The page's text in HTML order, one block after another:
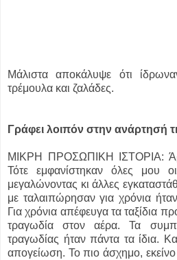
Μάλιστα αποκάλυψε ότι
τρέμουλα και ζαλάδες.
Γράφει λοιπόν στην ανάρτησή
ΜΙΚΡΗ ΠΡΟΣΩΠΙΚΗ ΙΣΤΟΡΙΑ:
Τότε εμφανίστηκαν όλες μου
μεγαλώνοντας κι άλλες
με ταλαιπώρησαν για χρόνια
Για χρόνια απέφευγα τα ταξίδια
τραγωδία στον αέρα. Τα
τραγωδίας ήταν πάντα τα ίδια.
απογείωση. Το πιο άσχημο,